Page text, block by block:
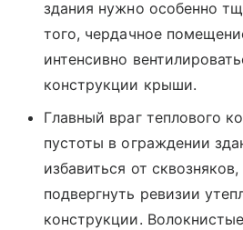
здания нужно особенно
того, чердачное
интенсивно
конструкции крыши.
Главный враг теплового
пустоты в ограждении
избавиться от
подвергнуть ревизии
конструкции.